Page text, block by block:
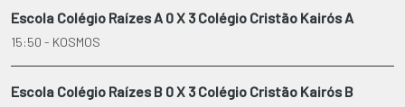
Escola Colégio Raízes A 0 X 3 Colégio Cristão Kairós A
15:50 - KOSMOS
Escola Colégio Raízes B 0 X 3 Colégio Cristão Kairós B